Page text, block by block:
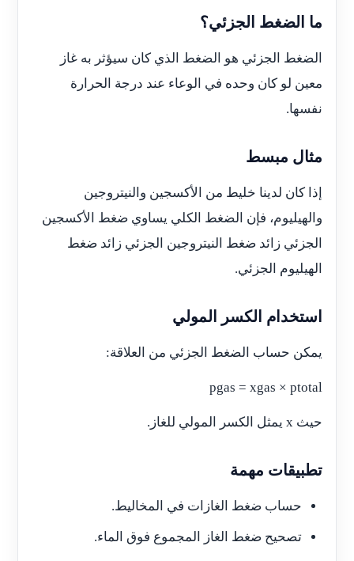
ما الضغط الجزئي؟
الضغط الجزئي هو الضغط الذي كان سيؤثر به غاز
معين لو كان وحده في الوعاء عند درجة الحرارة
نفسها.
مثال مبسط
إذا كان لدينا خليط من الأكسجين والنيتروجين
والهيليوم، فإن الضغط الكلي يساوي ضغط الأكسجين
الجزئي زائد ضغط النيتروجين الجزئي زائد ضغط
الهيليوم الجزئي.
استخدام الكسر المولي
يمكن حساب الضغط الجزئي من العلاقة:
pgas = xgas × ptotal
حيث x يمثل الكسر المولي للغاز.
تطبيقات مهمة
حساب ضغط الغازات في المخاليط.
تصحيح ضغط الغاز المجموع فوق الماء.